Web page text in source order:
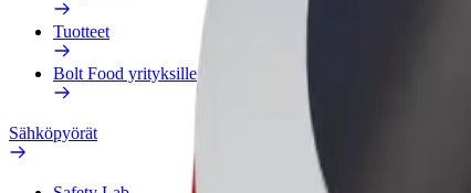
Tuotteet
Bolt Food yrityksille
Sähköpyörät